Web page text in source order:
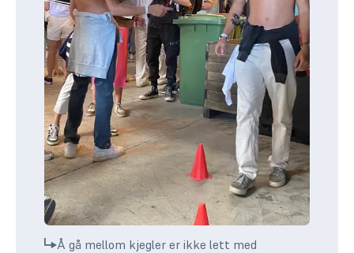
Å gå mellom kjegler er ikke lett med